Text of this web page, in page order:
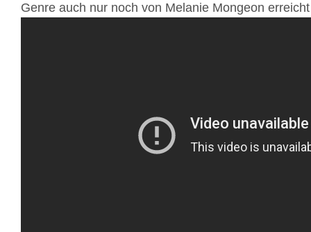
Genre auch nur noch von Melanie Mongeon